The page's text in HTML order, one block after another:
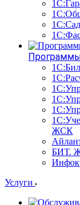
ЖСК
БИТ.
Услуги